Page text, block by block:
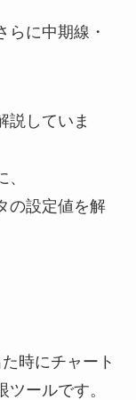
らに中期線・
説していま
の設定値を解
時にチャート
ツールです。